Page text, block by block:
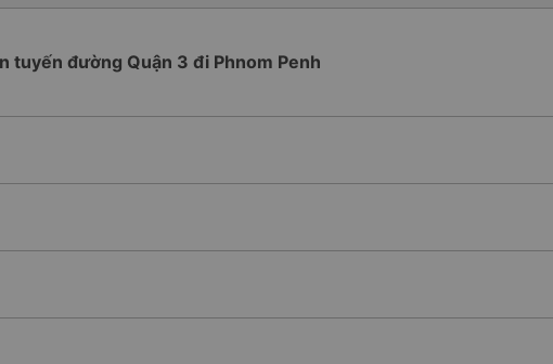
tuyến đường Quận 3 đi Phnom Penh